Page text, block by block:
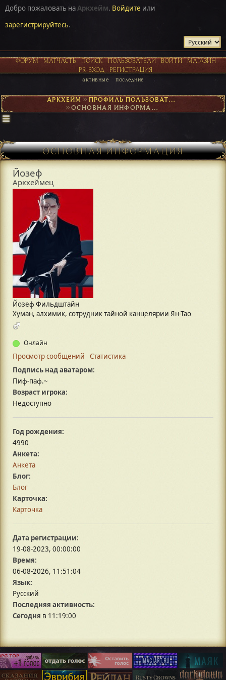
Добро пожаловать наАркхейм. Войдите или
зарегистрируйтесь.
ФОРУМ МАТЧАСТЬ ПОИСК ПОЛЬЗОВАТЕЛИ ВОЙТИ
МАГАЗИН
PR-ВХОД
РЕГИСТРАЦИЯ
активные последние
АРКХЕЙМ► ПРОФИЛЬ ПОЛЬЗОВАТЕЛЯ ЙОЗЕФ
► ОСНОВНАЯ ИНФОРМАЦИЯ
ОСНОВНАЯ ИНФОРМАЦИЯ
Йозеф
Аркхеймец
Йозеф Фильдштайн
Хуман, алхимик, сотрудник тайной канцелярии Ян-Тао
Онлайн
Просмотр сообщений
Статистика
Подпись над аватаром:
Пиф-паф.~
Возраст игрока:
Недоступно
Год рождения:
4990
Анкета:
Анкета
Блог:
Блог
Карточка:
Карточка
Дата регистрации:
19-08-2023, 00:00:00
Время:
06-08-2026, 11:51:04
Язык:
Русский
Последняя активность:
Сегодня в 11:19:00